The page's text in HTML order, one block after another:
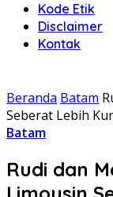
Kode Etik
Disclaimer
Kontak
Beranda Batam
Seberat Lebih
Batam
Rudi dan